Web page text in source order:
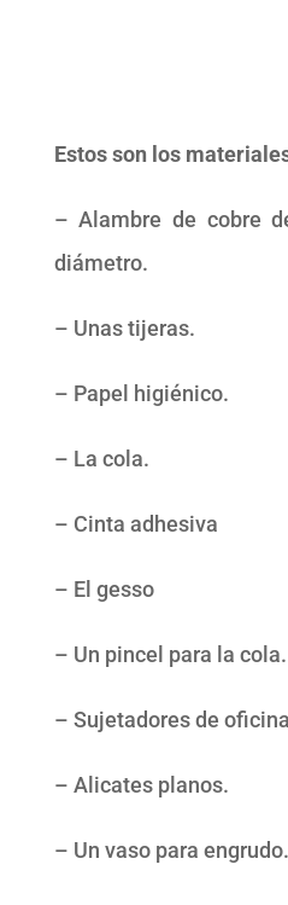
Estos son los
– Alambre de cobre
diámetro.
– Unas tijeras.
– Papel higiénico.
– La cola.
– Cinta adhesiva
– El gesso
– Un pincel para la cola.
– Sujetadores de
– Alicates planos.
– Un vaso para engrudo.